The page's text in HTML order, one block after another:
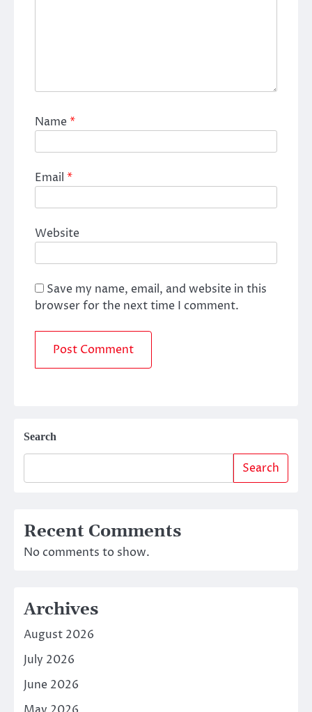
Name*
Email *
Website
Save my name, email, and website in this
browser for the next time I comment.
Search
Search
Recent Comments
No comments to show.
Archives
August 2026
July 2026
June 2026